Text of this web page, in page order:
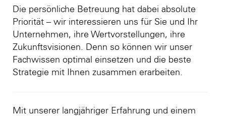
Die persönliche Betreuung hat dabei absolute
Priorität – wir interessieren uns für Sie und Ihr
Unternehmen, ihre Wertvorstellungen, ihre
Zukunftsvisionen. Denn so können wir unser
Fachwissen optimal einsetzen und die beste
Strategie mit Ihnen zusammen erarbeiten.
Mit unserer langjähriger Erfahrung und einem